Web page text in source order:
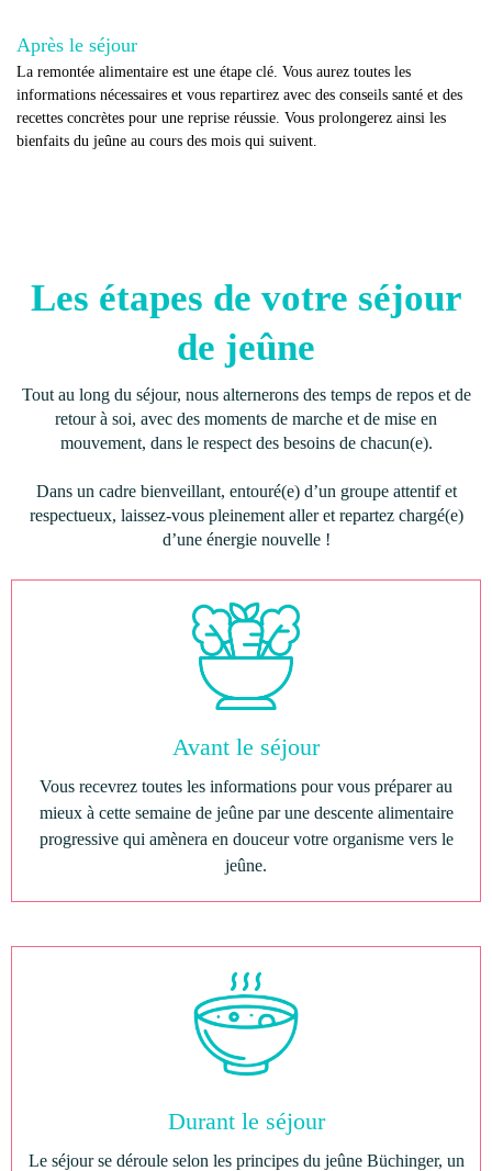
Après le séjour
La remontée alimentaire est une étape clé. Vous aurez toutes les
informations nécessaires et vous repartirez avec des conseils santé et des
recettes concrètes pour une reprise réussie. Vous prolongerez ainsi les
bienfaits du jeûne au cours des mois qui suivent.
Les étapes de votre séjour
de jeûne
Tout au long du séjour, nous alternerons des temps de repos et de
retour à soi, avec des moments de marche et de mise en
mouvement, dans le respect des besoins de chacun(e).
Dans un cadre bienveillant, entouré(e) d’un groupe attentif et
respectueux, laissez-vous pleinement aller et repartez chargé(e)
d’une énergie nouvelle !
Avant le séjour
Vous recevrez toutes les informations pour vous préparer au
mieux à cette semaine de jeûne par une descente alimentaire
progressive qui amènera en douceur votre organisme vers le
jeûne.
Durant le séjour
Le séjour se déroule selon les principes du jeûne Büchinger, un